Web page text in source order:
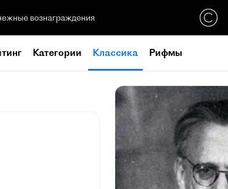
вознаграждения
Категории Классика Рифмы